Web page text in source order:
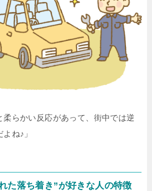
柔らかい反応があって、街中では逆
ね♪」
た落ち着き”が好きな人の特徴